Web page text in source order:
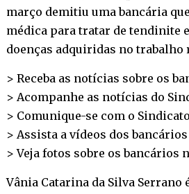
março demitiu uma bancária
médica para tratar de tendinite
doenças adquiridas no trabalho
> Receba as notícias sobre os
> Acompanhe as notícias do
> Comunique-se com o
> Assista a vídeos dos
> Veja fotos sobre os bancários
Vânia Catarina da Silva Serrano